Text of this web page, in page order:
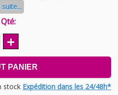
Qté:
+
PANIER
stock Expédition dans les 24/48h*